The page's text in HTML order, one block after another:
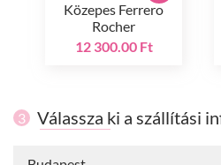
Közepes Ferrero
Rocher
12 300.00 Ft
3 Válassza ki a szállítási